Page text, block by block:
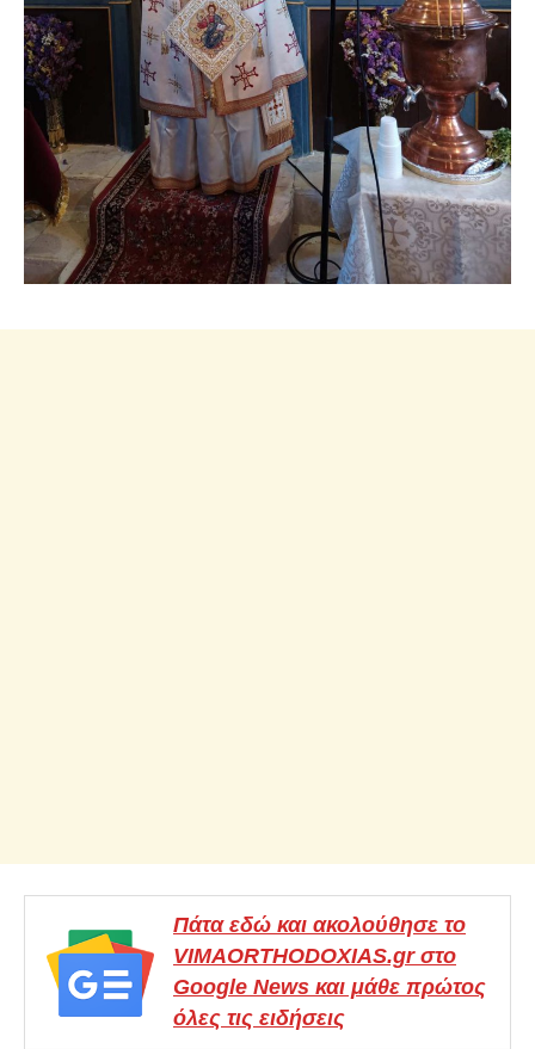
Πάτα εδώ και ακολούθησε το
VIMAORTHODOXIAS.gr στο
Google News και μάθε πρώτος
όλες τις ειδήσεις